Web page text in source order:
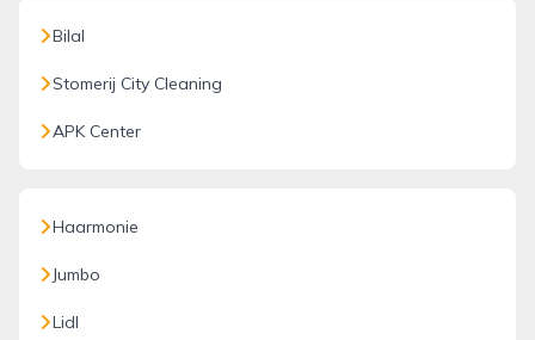
Bilal
Stomerij City Cleaning
APK Center
Haarmonie
Jumbo
Lidl